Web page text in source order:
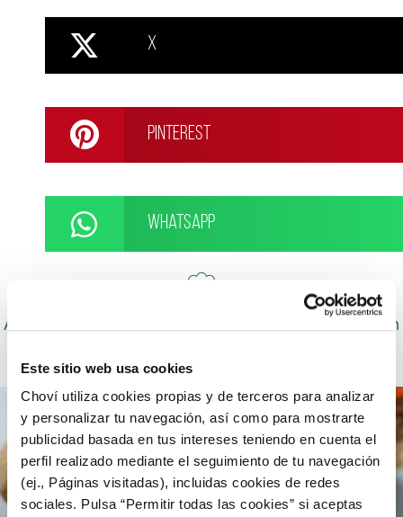
Este sitio web usa cookies
Choví utiliza cookies propias y de terceros para analizar
y personalizar tu navegación, así como para mostrarte
publicidad basada en tus intereses teniendo en cuenta el
perfil realizado mediante el seguimiento de tu navegación
(ej., Páginas visitadas), incluidas cookies de redes
sociales. Pulsa “Permitir todas las cookies” si aceptas
X
Pinterest
WhatsApp
Autor: Cocineros de Choví, expertos en recetas con